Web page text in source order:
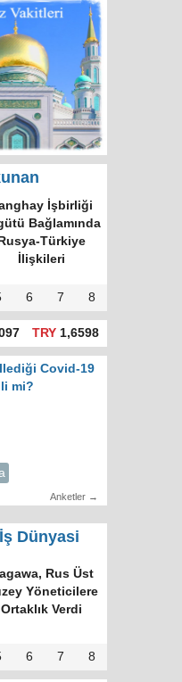
6 7 8
TRY1,6598
Covid-19
mi?
Anketler →
Dünyasi
6 7 8